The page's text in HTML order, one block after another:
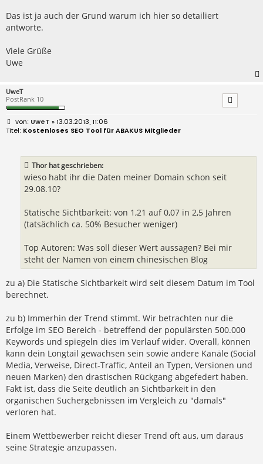
Das ist ja auch der Grund warum ich hier so detailiert
antworte.
Viele Grüße
Uwe
UweT
PostRank 10
B
e
i
UweT » 13.03.2013, 11:06
Kostenloses SEO Tool für ABAKUS Mitglieder
Thor hat geschrieben:
wieso habt ihr die Daten meiner Domain schon seit
29.08.10?
Statische Sichtbarkeit: von 1,21 auf 0,07 in 2,5 Jahren
(tatsächlich ca. 50% Besucher weniger)
Top Autoren: Was soll dieser Wert aussagen? Bei mir
steht der Namen von einem chinesischen Blog
zu a) Die Statische Sichtbarkeit wird seit diesem Datum im Tool
berechnet.
zu b) Immerhin der Trend stimmt. Wir betrachten nur die
Erfolge im SEO Bereich - betreffend der populärsten 500.000
Keywords und spiegeln dies im Verlauf wider. Overall, können
kann dein Longtail gewachsen sein sowie andere Kanäle (Social
Media, Verweise, Direct-Traffic, Anteil an Typen, Versionen und
neuen Marken) den drastischen Rückgang abgefedert haben.
Fakt ist, dass die Seite deutlich an Sichtbarkeit in den
organischen Suchergebnissen im Vergleich zu "damals"
verloren hat.
Einem Wettbewerber reicht dieser Trend oft aus, um daraus
seine Strategie anzupassen.